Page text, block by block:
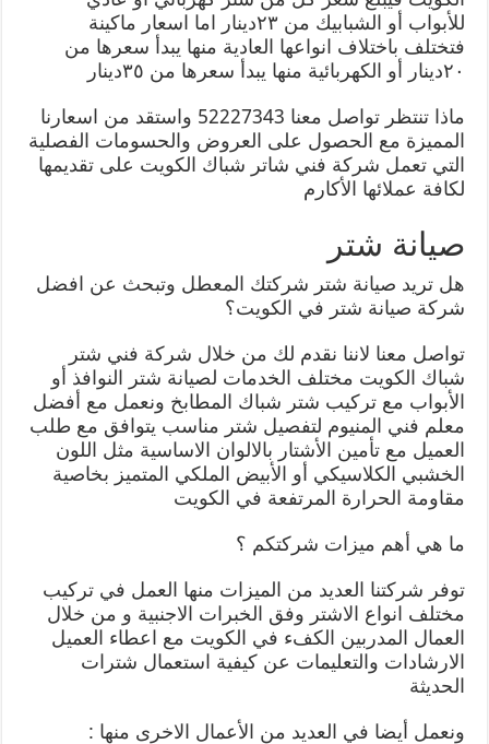
للأبواب أو الشبابيك من ٢٣دينار اما اسعار ماكينة
فتختلف باختلاف انواعها العادية منها يبدأ سعرها من
٢٠دينار أو الكهربائية منها يبدأ سعرها من ٣٥دينار
ماذا تنتظر تواصل معنا 52227343 واستقد من اسعارنا
المميزة مع الحصول على العروض والحسومات الفصلية
التي تعمل شركة فني شاتر شباك الكويت على تقديمها
لكافة عملائها الأكارم
صيانة شتر
هل تريد صيانة شتر شركتك المعطل وتبحث عن افضل
شركة صيانة شتر في الكويت؟
تواصل معنا لاننا نقدم لك من خلال شركة فني شتر
شباك الكويت مختلف الخدمات لصيانة شتر النوافذ أو
الأبواب مع تركيب شتر شباك المطابخ ونعمل مع أفضل
معلم فني المنيوم لتفصيل شتر مناسب يتوافق مع طلب
العميل مع تأمين الأشتار بالالوان الاساسية مثل اللون
الخشبي الكلاسيكي أو الأبيض الملكي المتميز بخاصية
مقاومة الحرارة المرتفعة في الكويت
ما هي أهم ميزات شركتكم ؟
توفر شركتنا العديد من الميزات منها العمل في تركيب
مختلف انواع الاشتر وفق الخبرات الاجنبية و من خلال
العمال المدربين الكفء في الكويت مع اعطاء العميل
الارشادات والتعليمات عن كيفية استعمال شترات
الحديثة
ونعمل أيضا في العديد من الأعمال الاخرى منها :